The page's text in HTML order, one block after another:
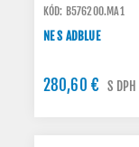
KÓD: B576200.MA1
NE S ADBLUE
280,60 € S DPH